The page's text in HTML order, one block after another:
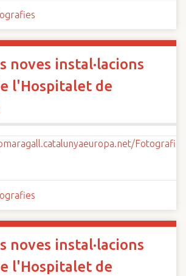
noves instal·lacions
l'Hospitalet de
noves instal·lacions
l'Hospitalet de